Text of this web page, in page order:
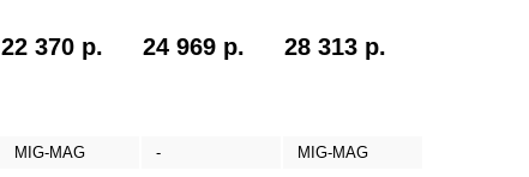
22 370 р. 24 969 р. 28 313 р.
MIG-MAG -
MIG-MAG